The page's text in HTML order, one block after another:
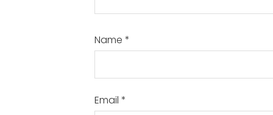
Name *
Email *